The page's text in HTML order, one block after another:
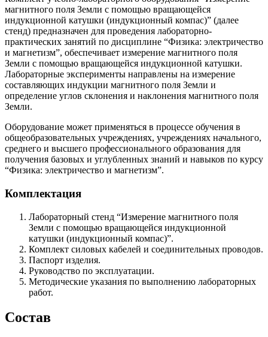
магнитного поля Земли с помощью вращающейся
индукционной катушки (индукционный компас)” (далее
стенд) предназначен для проведения лабораторно-
практических занятий по дисциплине “Физика: электричество
и магнетизм”, обеспечивает измерение магнитного поля
Земли с помощью вращающейся индукционной катушки.
Лабораторные эксперименты направлены на измерение
составляющих индукции магнитного поля Земли и
определение углов склонения и наклонения магнитного поля
Земли.
Оборудование может применяться в процессе обучения в
общеобразовательных учреждениях, учреждениях начального,
среднего и высшего профессионального образования для
получения базовых и углубленных знаний и навыков по курсу
“Физика: электричество и магнетизм”.
Комплектация
Лабораторный стенд “Измерение магнитного поля
Земли с помощью вращающейся индукционной
катушки (индукционный компас)”.
Комплект силовых кабелей и соединительных проводов.
Паспорт изделия.
Руководство по эксплуатации.
Методические указания по выполнению лабораторных
работ.
Состав